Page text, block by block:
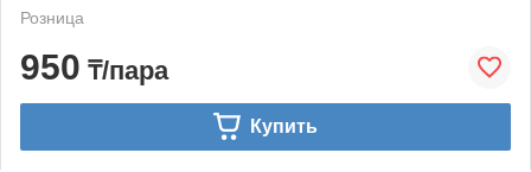
Розница
950 ₸/пара
Купить